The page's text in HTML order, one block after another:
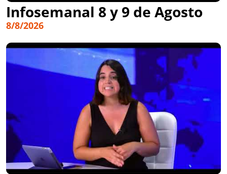
Infosemanal 8 y 9 de Agosto
8/8/2026